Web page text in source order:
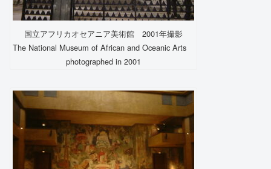
国立アフリカオセアニア美術館 2001年撮影
The National Museum of African and Oceanic Arts
photographed in 2001